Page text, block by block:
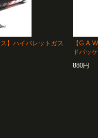
】ハイバレットガス
【
ドパッ
880円